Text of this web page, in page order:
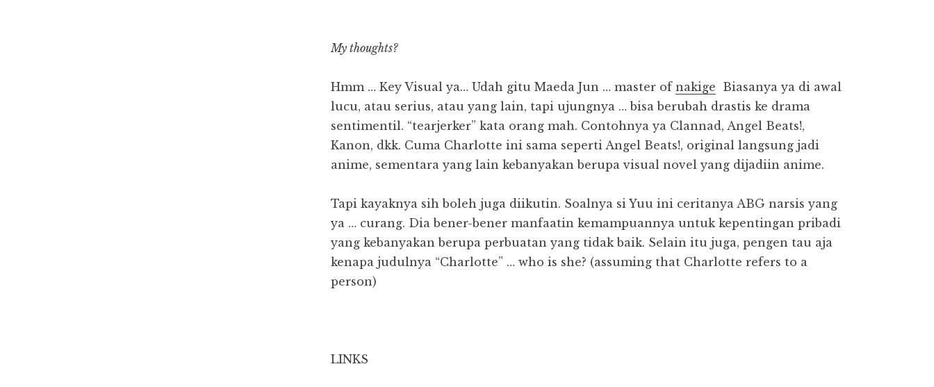
My thoughts?
Hmm … Key Visual ya… Udah gitu Maeda Jun … master ofnakige Biasanya ya di awal
lucu, atau serius, atau yang lain, tapi ujungnya … bisa berubah drastis ke drama
sentimentil. “tearjerker” kata orang mah. Contohnya ya Clannad, Angel Beats!,
Kanon, dkk. Cuma Charlotte ini sama seperti Angel Beats!, original langsung jadi
anime, sementara yang lain kebanyakan berupa visual novel yang dijadiin anime.
Tapi kayaknya sih boleh juga diikutin. Soalnya si Yuu ini ceritanya ABG narsis yang
ya … curang. Dia bener-bener manfaatin kemampuannya untuk kepentingan pribadi
yang kebanyakan berupa perbuatan yang tidak baik. Selain itu juga, pengen tau aja
kenapa judulnya “Charlotte” … who is she? (assuming that Charlotte refers to a
person)
LINKS